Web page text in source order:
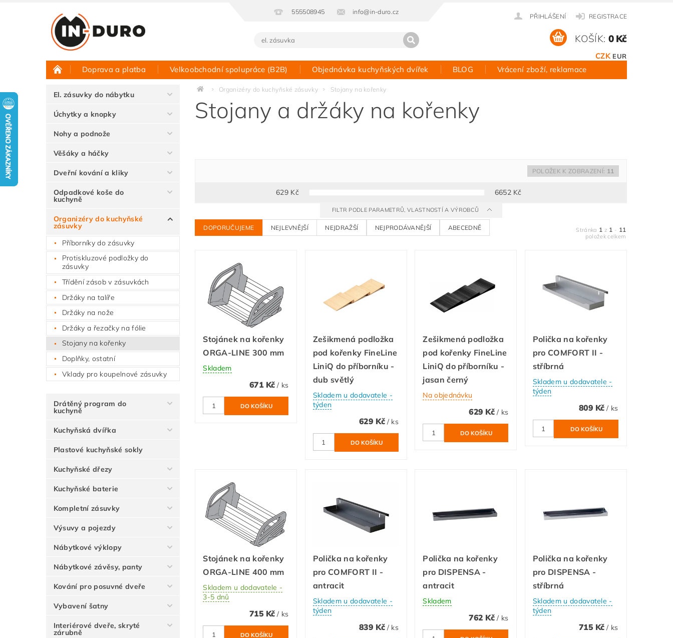
555508945 info@in-duro.cz
PŘIHLÁŠENÍ REGISTRACE
CZK EUR
KOŠÍK: 0 Kč
Doprava a platba Velkoobchodní spolupráce (B2B) Objednávka kuchyňských dvířek BLOG Vrácení zboží, reklamace
Půjčovna vzorků Hodnocení obchodu Kontakt
El. zásuvky do nábytku
Úchytky a knopky
Nohy a podnože
Věšáky a háčky
Dveřní kování a kliky
Odpadkové koše do
kuchyně
Organizéry do kuchyňské
zásuvky
Příborníky do zásuvky
Protiskluzové podložky do
zásuvky
Třídění zásob v zásuvkách
Držáky na talíře
Držáky na nože
Držáky a řezačky na fólie
Stojany na kořenky
Doplňky, ostatní
Vklady pro koupelnové zásuvky
Drátěný program do
kuchyně
Kuchyňská dvířka
Plastové kuchyňské sokly
Kuchyňské dřezy
Kuchyňské baterie
Kompletní zásuvky
Výsuvy a pojezdy
Nábytkové výklopy
Nábytkové závěsy, panty
Kování pro posuvné dveře
Vybavení šatny
Interiérové dveře, skryté
zárubně
Organizéry do kuchyňské zásuvky Stojany na kořenky
Stojany a držáky na kořenky
629 Kč 6652Kč
POLOŽEK K ZOBRAZENÍ: 11
FILTR PODLE PARAMETRŮ, VLASTNOSTÍ A VÝROBCŮ
DOPORUČUJEME NEJLEVNĚJŠÍ NEJDRAŽŠÍ NEJPRODÁVANĚJŠÍ ABECEDNĚ Stránka 1 z 1 - 11
položek celkem
Stojánek na kořenky
ORGA-LINE 300 mm
Skladem
671 Kč/ ks
Zešikmená podložka
pod kořenky FineLine
LiniQ do příborníku -
dub světlý
Skladem u dodavatele -
týden
629 Kč / ks
Zešikmená podložka
pod kořenky FineLine
LiniQ do příborníku -
jasan černý
Na objednávku
629 Kč / ks
Polička na kořenky
pro COMFORT II -
stříbrná
Skladem u dodavatele -
týden
809 Kč/ ks
Stojánek na kořenky
ORGA-LINE 400 mm
Skladem u dodavatele -
3-5 dnů
715 Kč/ ks
Polička na kořenky
pro COMFORT II -
antracit
Skladem u dodavatele -
týden
839 Kč / ks
Polička na kořenky
pro DISPENSA -
antracit
Skladem
762 Kč / ks
Polička na kořenky
pro DISPENSA -
stříbrná
Skladem u dodavatele -
týden
715 Kč/ ks